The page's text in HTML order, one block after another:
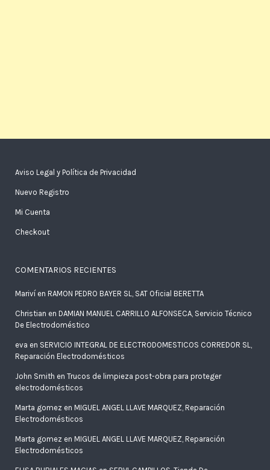
Aviso Legal y Política de Privacidad
Nuevo Registro
Mi Cuenta
Checkout
COMENTARIOS RECIENTES
Marivíen RAMON PEDRO BAYER SL, SAT Oficial BERETTA
Christian en DAMIAN MANUEL CARRILLO ALFONSECA, Servicio Técnico
De Electrodoméstico
eva en SERVICIO INTEGRAL DE ELECTRODOMESTICOS CORREDOR SL,
Reparación Electrodomésticos
John Smith en Trucos de limpieza post-obra para proteger
electrodomésticos
Marta gomez en MIGUEL ANGEL LLAVE MARQUEZ, Reparación
Electrodomésticos
Marta gomez en MIGUEL ANGEL LLAVE MARQUEZ, Reparación
Electrodomésticos